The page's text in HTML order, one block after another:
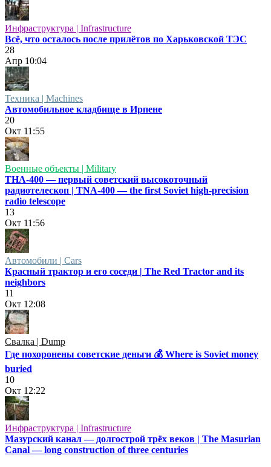
Инфраструктура | Infrastructure
Всё, что осталось после прилётов по Харьковской ТЭС
28
Апр 10:04
Техника | Machines
Автомобильное кладбище в Ирпене
20
Окт 11:55
Военные объекты | Military
ТНА-400 — первый советский высокоточный
радиотелескоп | TNA-400 — the first Soviet high-precision
radio telescope
13
Окт 11:56
Автомобили | Cars
Красный трактор и его соседи | The Red Tractor and its
neighbors
11
Окт 12:08
Свалка | Dump
Где похоронены советские деньги 💰 Where is Soviet money
buried
10
Окт 12:22
Инфраструктура | Infrastructure
Мазурский канал — долгострой трёх веков | The Masurian
Canal — long construction of three centuries